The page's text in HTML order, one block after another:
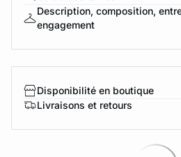
Description, composition,
engagement
Disponibilité en boutique
Livraisons et retours